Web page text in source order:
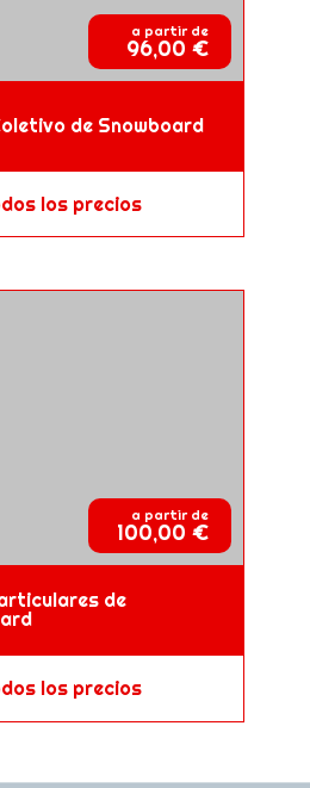
a partir de
96,00 €
de Snowboard
los precios
a partir de
100,00 €
de
los precios